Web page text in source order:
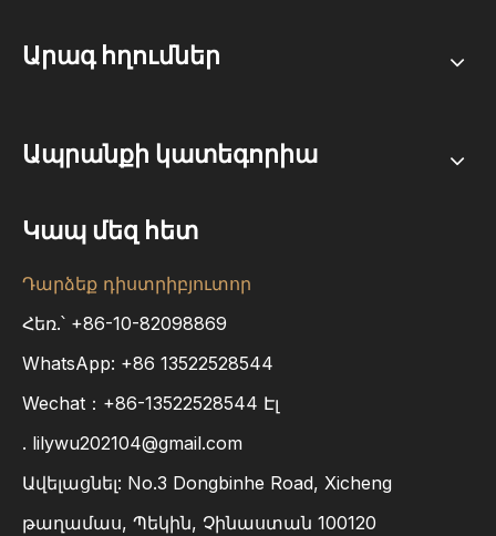
Արագ հղումներ
Ապրանքի կատեգորիա
Կապ մեզ հետ
Դարձեք դիստրիբյուտոր
Հեռ.՝ +86-10-82098869
WhatsApp: +86 13522528544
Wechat：+86-13522528544 Էլ
. lilywu202104@gmail.com
Ավելացնել: No.3 Dongbinhe Road, Xicheng
թաղամաս, Պեկին, Չինաստան 100120